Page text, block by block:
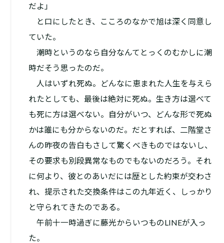
だよ」
と口にしたとき、こころのなかで旭は深く同意し
ていた。
潮時というのなら自分なんてとっくのむかしに潮
時だ――そう思ったのだ。
人はいずれ死ぬ。どんなに恵まれた人生を与えら
れたとしても、最後は絶対に死ぬ。生き方は選べて
も死に方は選べない。自分がいつ、どんな形で死ぬ
かは誰にも分からないのだ。だとすれば、二階堂さ
んの昨夜の告白もさして驚くべきものではないし、
その要求も別段異常なものでもないのだろう。それ
に何より、彼とのあいだには歴とした約束が交わさ
れ、提示された交換条件はこの九年近く、しっかり
と守られてきたのである。
午前十一時過ぎに藤光からいつものLINEが入っ
た。